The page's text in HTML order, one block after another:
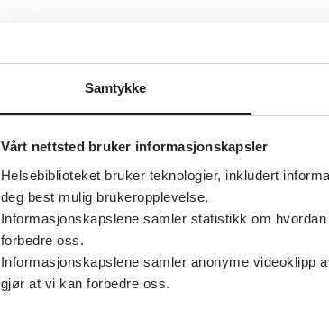
Samtykke
Vårt nettsted bruker informasjonskapsler
Helsebiblioteket bruker teknologier, inkludert
deg best mulig brukeropplevelse.
Informasjonskapslene samler statistikk om
forbedre oss.
Informasjonskapslene samler anonyme videoklipp
gjør at vi kan forbedre oss.